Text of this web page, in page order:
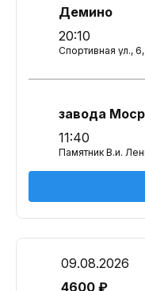
Демино
20:10
Спортивная ул.,
завода
11:40
Памятник В.и.
09.08.2026
4600 ₽